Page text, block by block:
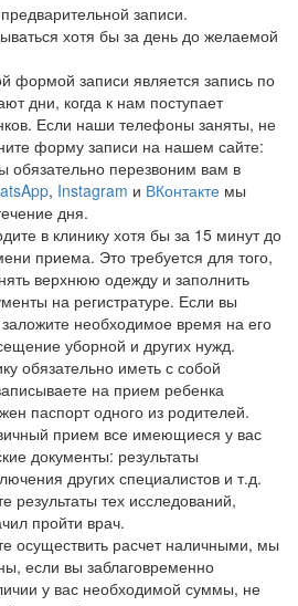
записи.
хотя бы за день до желаемой
формой записи является запись по
дни, когда к нам поступает
Если наши телефоны заняты, не
форму записи на нашем сайте:
обязательно перезвоним вам в
, Instagram и ВКонтакте мы
дня.
в клинику хотя бы за 15 минут до
приема. Это требуется для того,
верхнюю одежду и заполнить
на регистратуре. Если вы
необходимое время на его
уборной и других нужд.
обязательно иметь с собой
на прием ребенка
паспорт одного из родителей.
прием все имеющиеся у вас
документы: результаты
других специалистов и т.д.
результаты тех исследований,
пройти врач.
осуществить расчет наличными, мы
если вы заблаговременно
у вас необходимой суммы, не